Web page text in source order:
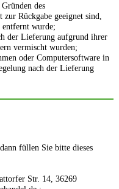
des
Rückgabe geeignet sind,
entfernt wurde;
der Lieferung aufgrund ihrer
vermischt wurden;
oder Computersoftware in
nach der Lieferung
füllen Sie bitte dieses
Str. 14, 36269